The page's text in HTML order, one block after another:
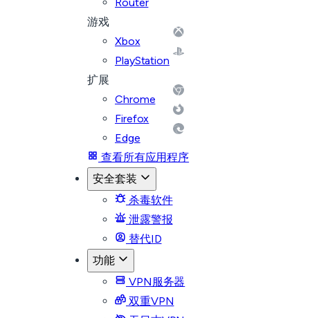
游戏
Xbox
PlayStation
扩展
Chrome
Firefox
Edge
查看所有应用程序
安全套装
杀毒软件
泄露警报
替代ID
功能
VPN服务器
双重VPN